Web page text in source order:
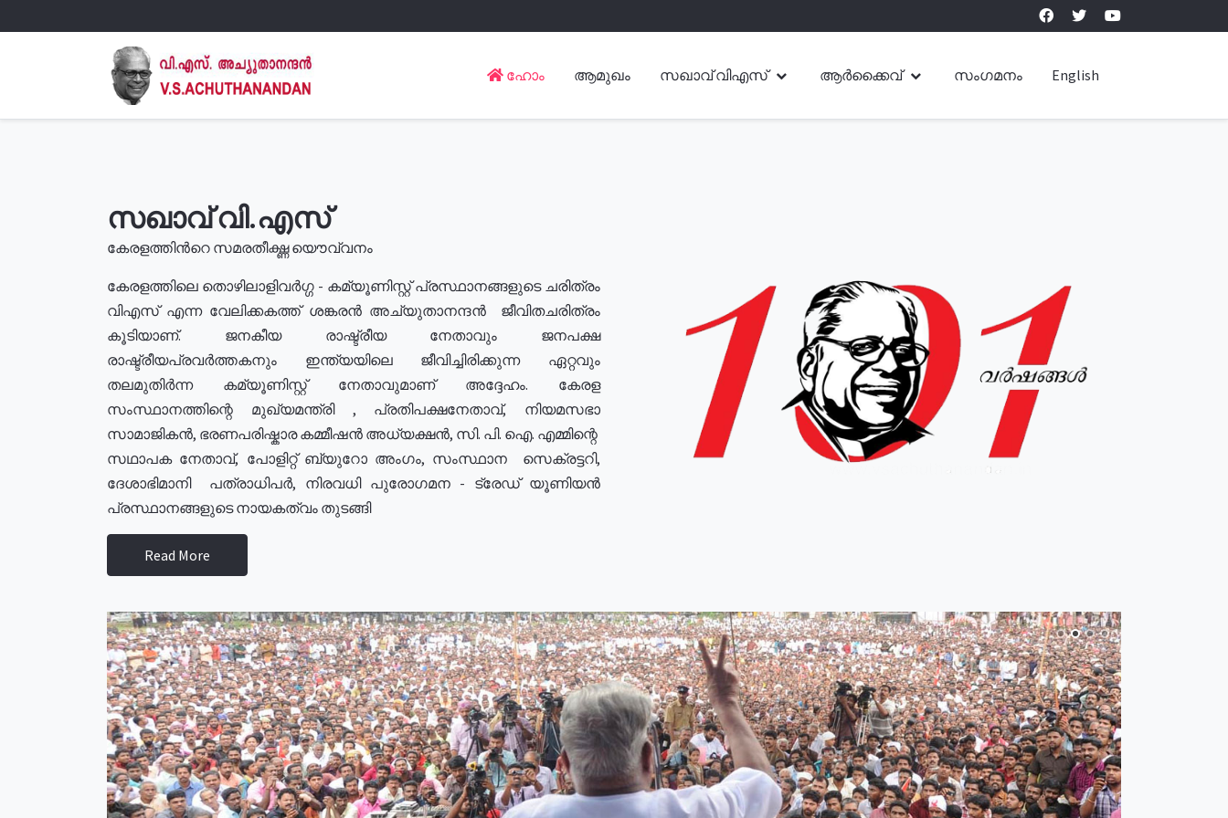
ഹോം ആമുഖം സഖാവ് വിഎസ് ആർക്കൈവ് സംഗമനം English
സഖാവ് വി.എസ്
കേരളത്തിൻറെ സമരതീക്ഷ്ണ യൌവ്വനം
കേരളത്തിലെ തൊഴിലാളിവർഗ്ഗ - കമ്യൂണിസ്റ്റ് പ്രസ്ഥാനങ്ങളുടെ ചരിത്രം
വിഎസ് എന്ന വേലിക്കകത്ത് ശങ്കരൻ അച്യുതാനന്ദൻ ജീവിതചരിത്രം
കൂടിയാണ്. ജനകീയ രാഷ്ട്രീയ നേതാവും ജനപക്ഷ
രാഷ്ട്രീയപ്രവർത്തകനും ഇന്ത്യയിലെ ജീവിച്ചിരിക്കുന്ന ഏറ്റവും
തലമുതിർന്ന കമ്യൂണിസ്റ്റ് നേതാവുമാണ് അദ്ദേഹം. കേരള
സംസ്ഥാനത്തിന്റെ മുഖ്യമന്ത്രി , പ്രതിപക്ഷനേതാവ്, നിയമസഭാ
സാമാജികൻ, ഭരണപരിഷ്കാര കമ്മീഷൻ അധ്യക്ഷൻ, സി. പി. ഐ. എമ്മിന്റെ
സഥാപക നേതാവ്, പോളിറ്റ് ബ്യുറോ അംഗം, സംസ്ഥാന സെക്രട്ടറി,
ദേശാഭിമാനി പത്രാധിപർ, നിരവധി പുരോഗമന - ട്രേഡ് യൂണിയൻ
പ്രസ്ഥാനങ്ങളുടെ നായകത്വം തുടങ്ങി
Read More